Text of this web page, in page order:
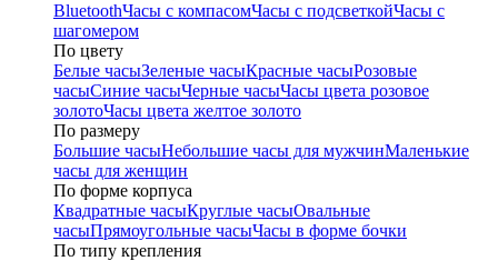
BluetoothЧасы с компасомЧасы с подсветкойЧасы с
шагомером
По цвету
Белые часыЗеленые часыКрасные часыРозовые
часыСиние часыЧерные часыЧасы цвета розовое
золотоЧасы цвета желтое золото
По размеру
Большие часыНебольшие часы для мужчинМаленькие
часы для женщин
По форме корпуса
Квадратные часыКруглые часыОвальные
часыПрямоугольные часыЧасы в форме бочки
По типу крепления